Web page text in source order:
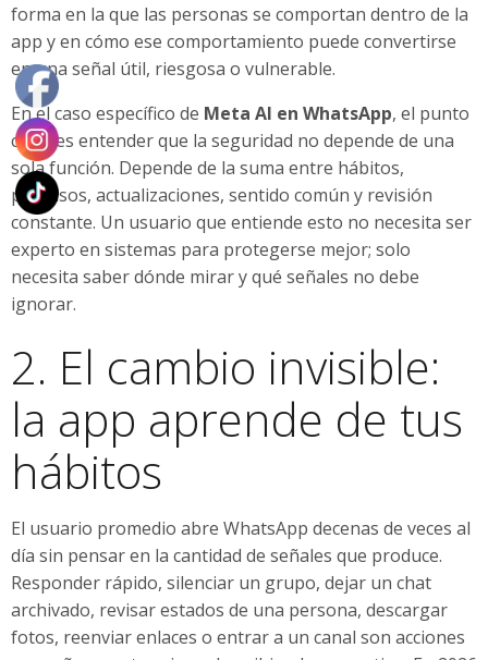
forma en la que las personas se comportan dentro de la
app y en cómo ese comportamiento puede convertirse
en una señal útil, riesgosa o vulnerable.
En el caso específico de Meta AI en WhatsApp, el punto
clave es entender que la seguridad no depende de una
sola función. Depende de la suma entre hábitos,
permisos, actualizaciones, sentido común y revisión
constante. Un usuario que entiende esto no necesita ser
experto en sistemas para protegerse mejor; solo
necesita saber dónde mirar y qué señales no debe
ignorar.
2. El cambio invisible:
la app aprende de tus
hábitos
El usuario promedio abre WhatsApp decenas de veces al
día sin pensar en la cantidad de señales que produce.
Responder rápido, silenciar un grupo, dejar un chat
archivado, revisar estados de una persona, descargar
fotos, reenviar enlaces o entrar a un canal son acciones